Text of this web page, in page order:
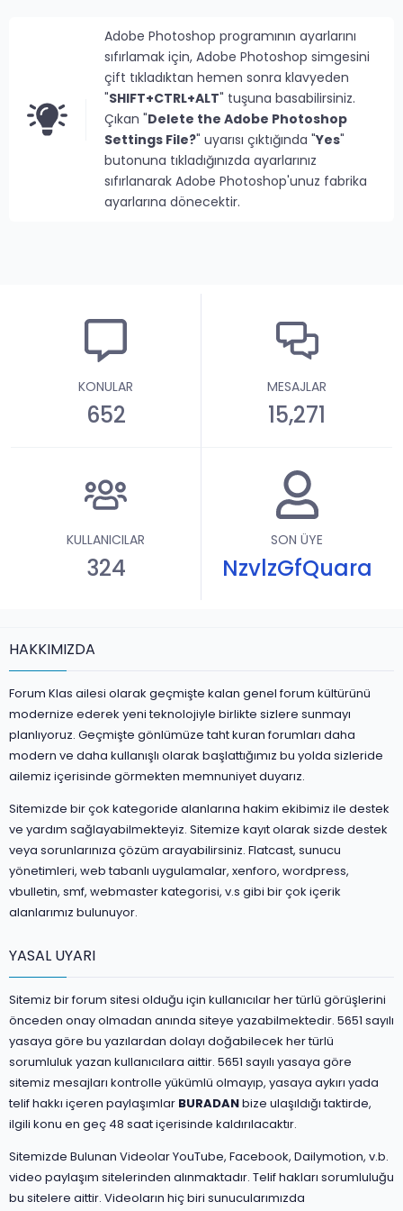
Adobe Photoshop programının ayarlarını
sıfırlamak için, Adobe Photoshop simgesini
çift tıkladıktan hemen sonra klavyeden
"SHIFT+CTRL+ALT" tuşuna basabilirsiniz.
Çıkan "Delete the Adobe Photoshop
Settings File?" uyarısı çıktığında "Yes"
butonuna tıkladığınızda ayarlarınız
sıfırlanarak Adobe Photoshop'unuz fabrika
ayarlarına dönecektir.
KONULAR
652
MESAJLAR
15,271
KULLANICILAR
324
SON ÜYE
NzvlzGfQuara
HAKKIMIZDA
Forum Klas ailesi olarak geçmişte kalan genel forum kültürünü
modernize ederek yeni teknolojiyle birlikte sizlere sunmayı
planlıyoruz. Geçmişte gönlümüze taht kuran forumları daha
modern ve daha kullanışlı olarak başlattığımız bu yolda sizleride
ailemiz içerisinde görmekten memnuniyet duyarız.
Sitemizde bir çok kategoride alanlarına hakim ekibimiz ile destek
ve yardım sağlayabilmekteyiz. Sitemize kayıt olarak sizde destek
veya sorunlarınıza çözüm arayabilirsiniz. Flatcast, sunucu
yönetimleri, web tabanlı uygulamalar, xenforo, wordpress,
vbulletin, smf, webmaster kategorisi, v.s gibi bir çok içerik
alanlarımız bulunuyor.
YASAL UYARI
Sitemiz bir forum sitesi olduğu için kullanıcılar her türlü görüşlerini
önceden onay olmadan anında siteye yazabilmektedir. 5651 sayılı
yasaya göre bu yazılardan dolayı doğabilecek her türlü
sorumluluk yazan kullanıcılara aittir. 5651 sayılı yasaya göre
sitemiz mesajları kontrolle yükümlü olmayıp, yasaya aykırı yada
telif hakkı içeren paylaşımlar BURADANbize ulaşıldığı taktirde,
ilgili konu en geç 48 saat içerisinde kaldırılacaktır.
Sitemizde Bulunan Videolar YouTube, Facebook, Dailymotion, v.b.
video paylaşım sitelerinden alınmaktadır. Telif hakları sorumluluğu
bu sitelere aittir. Videoların hiç biri sunucularımızda